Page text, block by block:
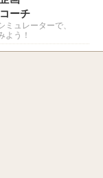
ーチ
ュレーターで、
よう！